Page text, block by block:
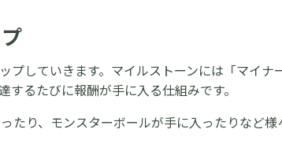
プしていきます。マイルストーンには「マイナ
るたびに報酬が手に入る仕組みです。
り、モンスターボールが手に入ったりなど様